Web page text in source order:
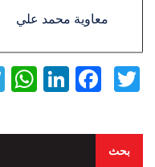
معاوية محمد علي
Twitter
بحث